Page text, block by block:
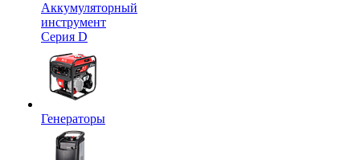
Аккумуляторный
инструмент
Серия D
Генераторы